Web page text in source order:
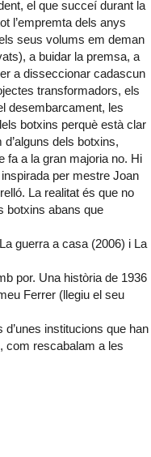
el que succeí durant la
l’empremta dels anys
seus volums em deman
a buidar la premsa, a
a disseccionar cadascun
transformadors, els
desembarcament, les
botxins perquè està clar
dels botxins,
fa a la gran majoria no. Hi
per mestre Joan
La realitat és que no
botxins abans que
guerra a casa (2006) i La
por. Una història de 1936
Ferrer (llegiu el seu
institucions que han
com rescabalam a les